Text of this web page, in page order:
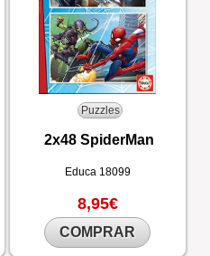
Puzzles
2x48 SpiderMan
Educa 18099
8,95€
COMPRAR